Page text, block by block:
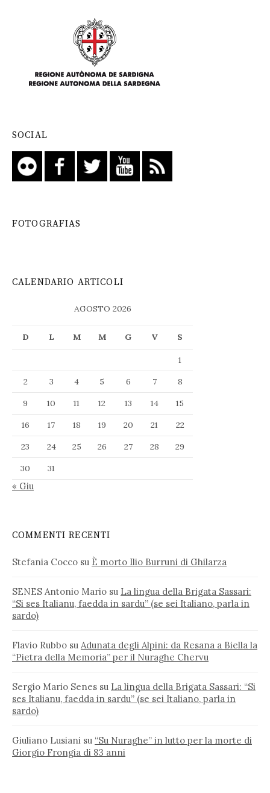
SOCIAL
FOTOGRAFIAS
CALENDARIO ARTICOLI
AGOSTO 2026
D L M M G V S
1
2
3 4 5 6 7
8
9
10 11 12 13 14
15
16
17 18 19 20 21
22
23
24 25 26 27 28
29
30
31
« Giu
COMMENTI RECENTI
Stefania Cocco su È morto Ilio Burruni di Ghilarza
SENES Antonio Mario su La lingua della Brigata Sassari:
“Si ses Italianu, faedda in sardu” (se sei Italiano, parla in
sardo)
Flavio Rubbo su Adunata degli Alpini: da Resana a Biella la
“Pietra della Memoria” per il Nuraghe Chervu
Sergio Mario Senes su La lingua della Brigata Sassari: “Si
ses Italianu, faedda in sardu” (se sei Italiano, parla in
sardo)
Giuliano Lusiani su “Su Nuraghe” in lutto per la morte di
Giorgio Frongia di 83 anni